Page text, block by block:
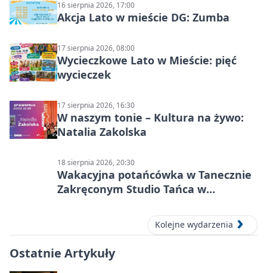
16 sierpnia 2026, 17:00
Akcja Lato w mieście DG: Zumba
17 sierpnia 2026, 08:00
Wycieczkowe Lato w Mieście: pięć
wycieczek
17 sierpnia 2026, 16:30
W naszym tonie – Kultura na żywo:
Natalia Zakolska
18 sierpnia 2026, 20:30
Wakacyjna potańcówka w Tanecznie
Zakręconym Studio Tańca w
Kolejne wydarzenia
Ostatnie Artykuły